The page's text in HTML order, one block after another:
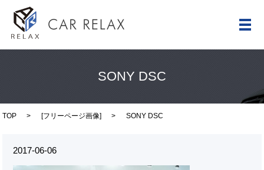
メ
SONY DSC
TOP [フリーページ画像] SONY DSC
2017-06-06